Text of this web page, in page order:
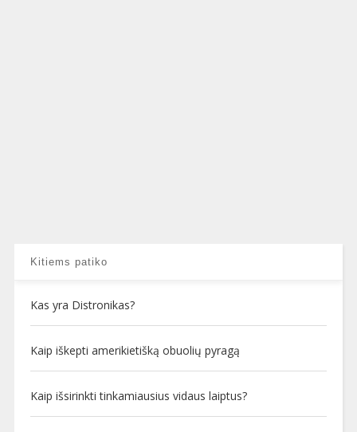
Kitiems patiko
Kas yra Distronikas?
Kaip iškepti amerikietišką obuolių pyragą
Kaip išsirinkti tinkamiausius vidaus laiptus?